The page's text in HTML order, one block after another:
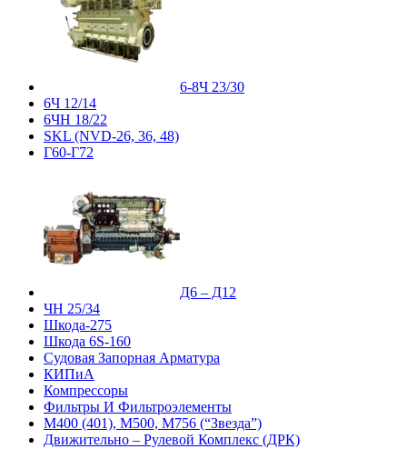
6-8Ч 23/30
6Ч 12/14
6ЧН 18/22
SKL (NVD-26, 36, 48)
Г60-Г72
Д6 – Д12
ЧН 25/34
Шкода-275
Шкода 6S-160
Судовая Запорная Арматура
КИПиА
Компрессоры
Фильтры И Фильтроэлементы
М400 (401), М500, М756 (“Звезда”)
Движительно – Рулевой Комплекс (ДРК)